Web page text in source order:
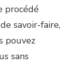
procédé
savoir-faire,
pouvez
sans